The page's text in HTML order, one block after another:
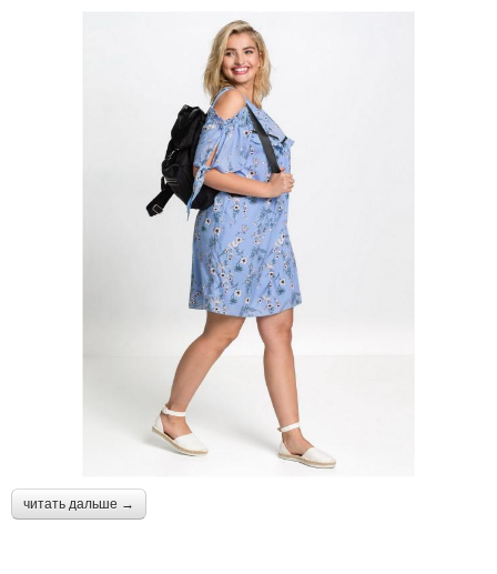
читать дальше →